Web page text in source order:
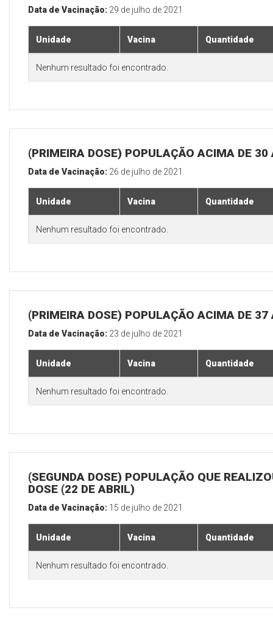
Data de Vacinação: 29 de julho de 2021
Unidade Vacina Quantidade
Nenhum resultado foi encontrado.
(PRIMEIRA DOSE) POPULAÇÃO ACIMA DE 30
Data de Vacinação: 26 de julho de 2021
Unidade Vacina Quantidade
Nenhum resultado foi encontrado.
(PRIMEIRA DOSE) POPULAÇÃO ACIMA DE 37
Data de Vacinação: 23 de julho de 2021
Unidade Vacina Quantidade
Nenhum resultado foi encontrado.
(SEGUNDA DOSE) POPULAÇÃO QUE
DOSE (22 DE ABRIL)
Data de Vacinação: 15 de julho de 2021
Unidade Vacina Quantidade
Nenhum resultado foi encontrado.